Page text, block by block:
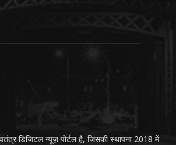
डिजिटल न्यूज़ पोर्टल है, जिसकी स्थापना 2018 में